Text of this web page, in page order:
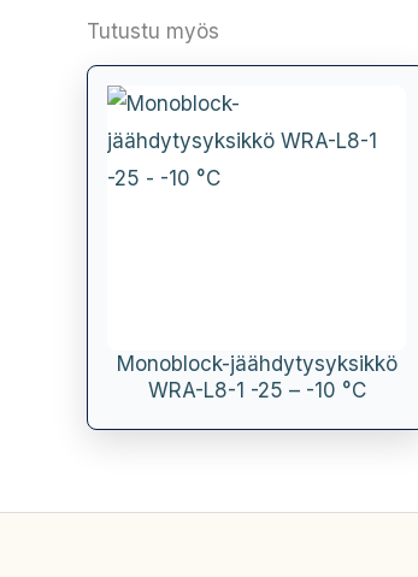
Tutustu myös
Monoblock-jäähdytysyksikkö
WRA-L8-1 -25 – -10 °C